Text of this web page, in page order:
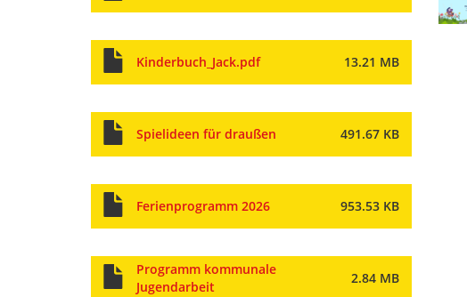
Kinderbuch_Jack.pdf 13.21 MB
Spielideen für draußen 491.67 KB
Ferienprogramm 2026 953.53 KB
Programm kommunale
Jugendarbeit
2.84 MB